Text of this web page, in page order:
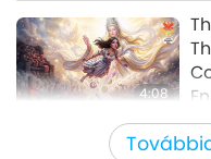
át
4:08
Figyelemreméltó hírek